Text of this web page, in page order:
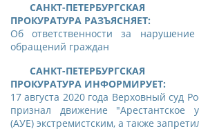
САНКТ-ПЕТЕРБУРГСКАЯ
ПРОКУРАТУРА РАЗЪЯСНЯЕТ:
Об ответственности за
обращений граждан
CАНКТ-ПЕТЕРБУРГСКАЯ
ПРОКУРАТУРА ИНФОРМИРУЕТ:
17 августа 2020 года Верховный суд
признал движение "Арестантское
(АУЕ) экстремистским, а также